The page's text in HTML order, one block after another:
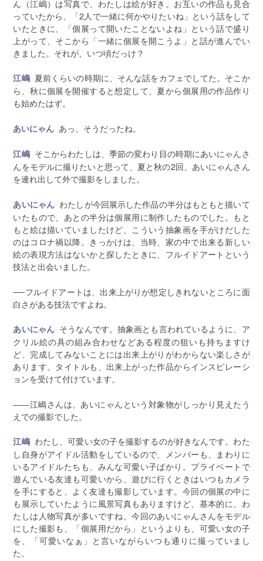
ん（江嶋）は写真で、わたしは絵が好き。お互いの作品も見合
っていたから、「2人で一緒に何かやりたいね」という話をして
いたときに、「個展って開いたことないよね」という話で盛り
上がって、そこから「一緒に個展を開こうよ」と話が進んでい
きました。それが、いつ頃だっけ？
江嶋夏前くらいの時期に、そんな話をカフェでしてた。そこか
ら、秋に個展を開催すると想定して、夏から個展用の作品作り
も始めたはず。
あいにゃん あっ、そうだったね。
江嶋そこからわたしは、季節の変わり目の時期にあいにゃんさ
んをモデルに撮りたいと思って、夏と秋の2回、あいにゃんさん
を連れ出して外で撮影をしました。
あいにゃんわたしが今回展示した作品の半分はもともと描いて
いたもので、あとの半分は個展用に制作したものでした。もと
もと絵は描いていましたけど、こういう抽象画を手がけだした
のはコロナ禍以降。きっかけは、当時、家の中で出来る新しい
絵の表現方法はないかと探したときに、フルイドアートという
技法と出会いました。
──フルイドアートは、出来上がりが想定しきれないところに面
白さがある技法ですよね。
あいにゃんそうなんです。抽象画とも言われているように、ア
クリル絵の具の組み合わせなどある程度の狙いも持ちますけ
ど、完成してみないことには出来上がりがわからない楽しさが
あります。タイトルも、出来上がった作品からインスピレーシ
ョンを受けて付けています。
――江嶋さんは、あいにゃんという対象物がしっかり見えたう
えでの撮影でした。
江嶋わたし、可愛い女の子を撮影するのが好きなんです。わた
し自身がアイドル活動をしているので、メンバーも、まわりに
いるアイドルたちも、みんな可愛い子ばかり。プライベートで
遊んでいる友達も可愛いから、遊びに行くときはいつもカメラ
を手にすると、よく友達も撮影しています。今回の個展の中に
も展示していたように風景写真もありますけど、基本的に、わ
たしは人物写真が多いですね。今回のあいにゃんさんをモデル
にした撮影も、「個展用だから」というよりも、可愛い女の子
を、「可愛いなぁ」と言いながらいつも通りに撮っていまし
た。